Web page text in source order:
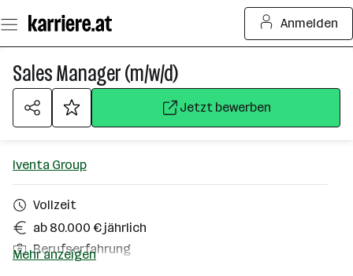
Seiteninhalt
springen
Anmelden
Sales Manager (m/w/d)
Jetzt bewerben
Iventa Group
Vollzeit
ab 80.000 € jährlich
Berufserfahrung
Mehr anzeigen